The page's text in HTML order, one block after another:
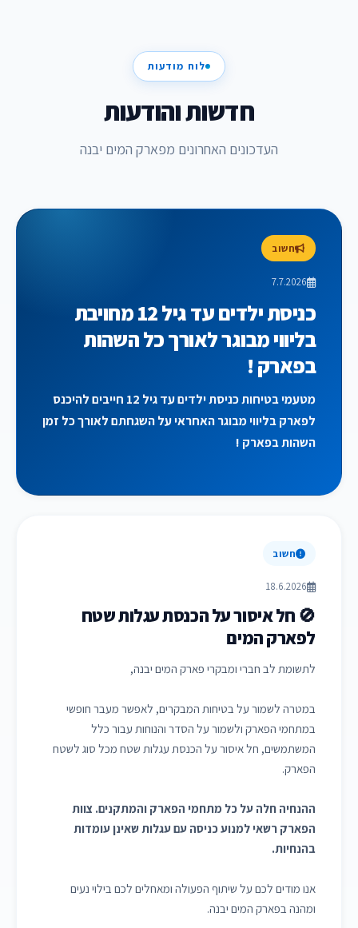
לוח מודעות
חדשות והודעות
העדכונים האחרונים מפארק המים יבנה
חשוב
7.7.2026
כניסת ילדים עד גיל 12 מחויבת
בליווי מבוגר לאורך כל השהות
בפארק !
מטעמי בטיחות כניסת ילדים עד גיל 12 חייבים להיכנס
לפארק בליווי מבוגר האחראי על השגחתם לאורך כל זמן
השהות בפארק !
חשוב
18.6.2026
🚫 חל איסור על הכנסת עגלות שטח
לפארק המים
לתשומת לב חברי ומבקרי פארק המים יבנה,
במטרה לשמור על בטיחות המבקרים, לאפשר מעבר חופשי
במתחמי הפארק ולשמור על הסדר והנוחות עבור כלל
המשתמשים, חל איסור על הכנסת עגלות שטח מכל סוג לשטח
הפארק.
ההנחיה חלה על כל מתחמי הפארק והמתקנים. צוות
הפארק רשאי למנוע כניסה עם עגלות שאינן עומדות
בהנחיות.
אנו מודים לכם על שיתוף הפעולה ומאחלים לכם בילוי נעים
ומהנה בפארק המים יבנה.